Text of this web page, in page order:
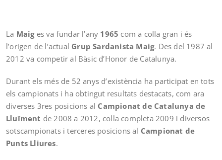
La Maiges va fundar l’any 1965 com a colla gran i és
l’origen de l’actual Grup Sardanista Maig. Des del 1987 al
2012 va competir al Bàsic d’Honor de Catalunya.
Durant els més de 52 anys d’existència ha participat en tots
els campionats i ha obtingut resultats destacats, com ara
diverses 3res posicions al Campionat de Catalunya de
Lluïment de 2008 a 2012, colla completa 2009 i diversos
sotscampionats i terceres posicions al Campionat de
Punts Lliures.